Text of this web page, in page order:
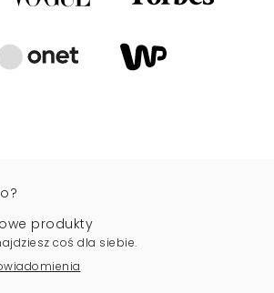
produkty
coś dla siebie.